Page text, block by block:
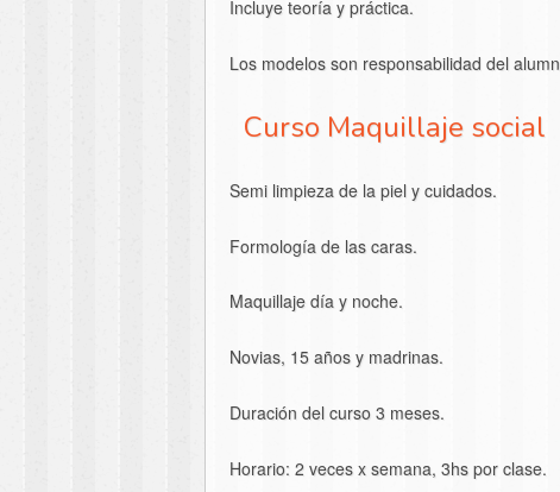
Incluye teoría y práctica.
Los modelos son responsabilidad del
Curso Maquillaje social
Semi limpieza de la piel y cuidados.
Formología de las caras.
Maquillaje día y noche.
Novias, 15 años y madrinas.
Duración del curso 3 meses.
Horario: 2 veces x semana, 3hs por clase.